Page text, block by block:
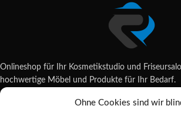
Ohne Cookies sind wir
Onlineshop für Ihr Kosmetikstudio und
hochwertige Möbel und Produkte für Ihr Bedarf.
Wildsachsener Str. 6, 65207 Wiesbaden